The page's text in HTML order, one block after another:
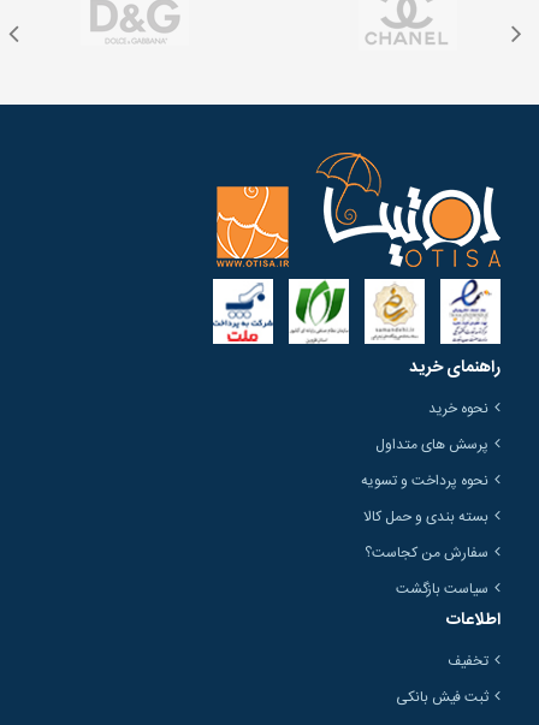
راهنمای خرید
نحوه خرید
پرسش های متداول
نحوه پرداخت و تسویه
بسته بندی و حمل کالا
سفارش من کجاست؟
سیاست بازگشت
اطلاعات
تخفیف
ثبت فیش بانکی